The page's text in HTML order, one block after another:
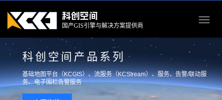
科创空间
国产GIS引擎与解决方案提供商
科创空间产品系列
基础地图平台（KCGIS）、流服务（KCStream）、服务、告警/联动服
务、电子围栏告警服务